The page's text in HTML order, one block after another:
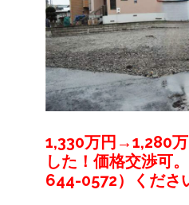
1,330万円→1,280
した！価格交渉可
644-0572）くださ